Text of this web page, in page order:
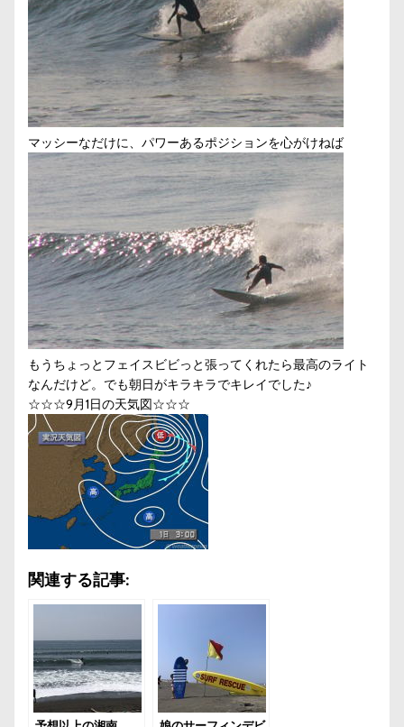
マッシーなだけに、パワーあるポジションを心がけねば
もうちょっとフェイスビビっと張ってくれたら最高のライト
なんだけど。でも朝日がキラキラでキレイでした♪
☆☆☆9月1日の天気図☆☆☆
関連する記事: